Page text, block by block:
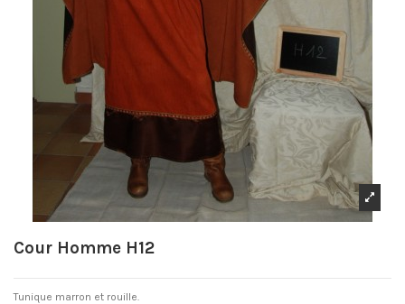
Cour Homme H12
Tunique marron et rouille.